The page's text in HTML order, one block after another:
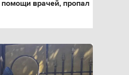
врачей, пропал